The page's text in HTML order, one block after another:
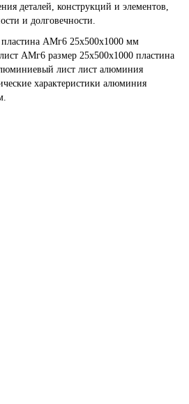
деталей, конструкций и элементов,
и долговечности.
пластина АМг6 25х500х1000 мм
лист АМг6 размер 25х500х1000 пластина
лист лист алюминия
характеристики алюминия